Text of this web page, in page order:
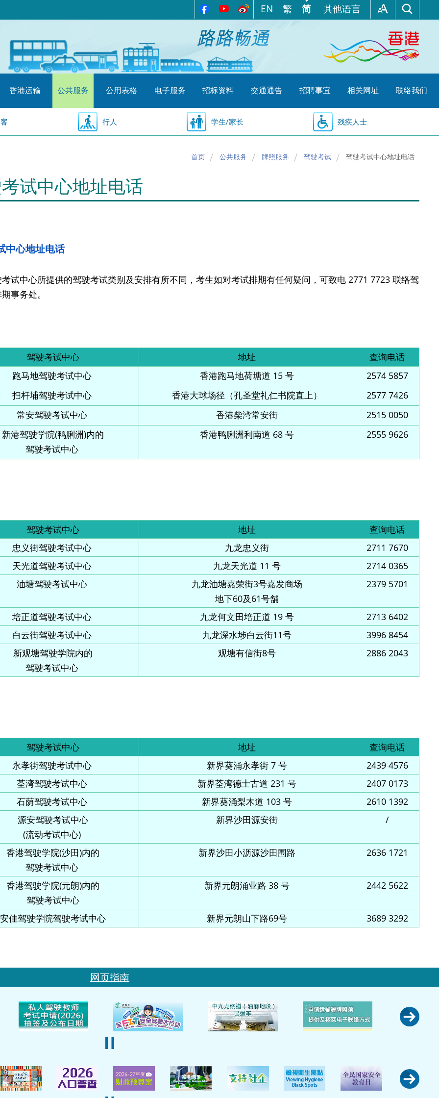
EN 繁 简 其他语言
香港运输 公共服务 公用表格 电子服务 招标资料 交通通告 招聘事宜 相关网址 联络我们
行人 学生/家长 残疾人士
首页 公共服务 牌照服务 驾驶考试 驾驶考试中心地址电话
试中心地址电话
中心地址电话
试中心所提供的驾驶考试类别及安排有所不同，考生如对考试排期有任何疑问，可致电 2771 7723 联络驾
事务处。
驾驶考试中心 地址
查询电话
跑马地驾驶考试中心
香港跑马地荷塘道 15 号
2574 5857
扫杆埔驾驶考试中心
香港大球场径（孔圣堂礼仁书院直上）
2577 7426
常安驾驶考试中心
香港柴湾常安街
2515 0050
新港驾驶学院(鸭脷洲)内的
驾驶考试中心
香港鸭脷洲利南道 68 号 2555 9626
驾驶考试中心 地址
查询电话
忠义街驾驶考试中心
九龙忠义街
2711 7670
天光道驾驶考试中心
九龙天光道 11 号
2714 0365
油塘驾驶考试中心
九龙油塘嘉荣街3号嘉发商场
地下60及61号舗
2379 5701
培正道驾驶考试中心 九龙何文田培正道 19 号
2713 6402
白云街驾驶考试中心
九龙深水埗白云街11号
3996 8454
新观塘驾驶学院内的
驾驶考试中心
观塘有信街8号 2886 2043
驾驶考试中心 地址
查询电话
永孝街驾驶考试中心
新界葵涌永孝街 7 号
2439 4576
荃湾驾驶考试中心
新界荃湾德士古道 231 号
2407 0173
石荫驾驶考试中心
新界葵涌梨木道 103 号
2610 1392
源安驾驶考试中心
(流动考试中心)
新界沙田源安街 /
香港驾驶学院(沙田)内的
驾驶考试中心
新界沙田小沥源沙田围路 2636 1721
香港驾驶学院(元朗)内的
驾驶考试中心
新界元朗涌业路 38 号 2442 5622
安佳驾驶学院驾驶考试中心 新界元朗山下路69号 3689 3292
网页指南